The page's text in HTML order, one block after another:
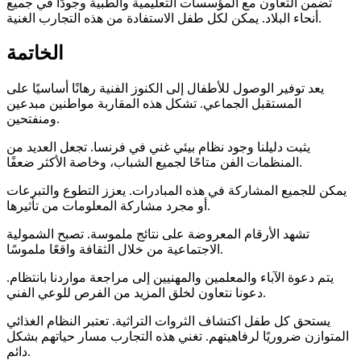
تضمن التعاون مع المؤسسات التعليمية والطبية وجودًا في جميع
أنحاء البلاد. يمكن لكل طفل الاستفادة من هذه التجارب الغنية.
الخاتمة
يعد توفير الوصول للأطفال إلى الكنوز الفنية رهانًا أساسيًا على
المستقبل الجماعي. تشكل هذه المقاربة مواطنين مبدعين
ومنفتحين.
يثبت دليلنا وجود نظام بيئي غني في فرنسا. تجعل العديد من
المنظمات الفن متاحًا لجميع الشباب، وخاصة الأكثر ضعفًا.
يمكن للجميع المشاركة في هذه المبادرات. يعزز التطوع والتبرعات
أو مجرد مشاركة المعلومات من تأثيرها.
تشهد الأرقام المعروضة على نتائج ملموسة. تصبح الشمولية
الاجتماعية من خلال الثقافة واقعًا ملموسًا.
يتم دعوة الآباء والمعلمين والمهنيين إلى مراجعة مواردنا بانتظام.
دعونا نتعاون لخلق المزيد من الفرص للوعي الفني.
يستحق كل طفل اكتشاف الثروات التراثية. تعتبر النظام الغذائي
المتوازن ضروريًا لرفاهيتهم. تغني هذه التجارب مسار حياتهم بشكل
دائم.